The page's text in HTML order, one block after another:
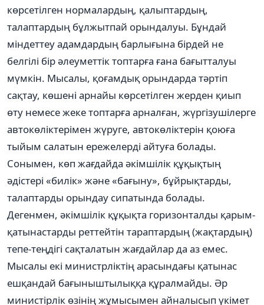
көрсетілген нормалардың, қалыптардың,
талаптардың бұлжытпай орындалуы. Бұндай
міндеттеу адамдардың барлығына бірдей не
белгілі бір әлеуметтік топтарға ғана бағытталуы
мүмкін. Мысалы, қоғамдық орындарда тәртіп
сақтау, көшені арнайы көрсетілген жерден қиып
өту немесе жеке топтарға арналған, жүргізушілерге
автокөліктерімен жүруге, автокөліктерін қоюға
тыйым салатын ережелерді айтуға болады.
Сонымен, көп жағдайда әкімшілік құқықтың
әдістері «билік» және «бағыну», бұйрықтарды,
талаптарды орындау сипатында болады.
Дегенмен, әкімшілік құқықта горизонталды қарым-
қатынастарды реттейтін тараптардың (жақтардың)
тепе-теңдігі сақталатын жағдайлар да аз емес.
Мысалы екі министрліктің арасындағы қатынас
ешқандай бағыныштылыққа құралмайды. Әр
министірлік өзінің жұмысымен айналысып үкімет